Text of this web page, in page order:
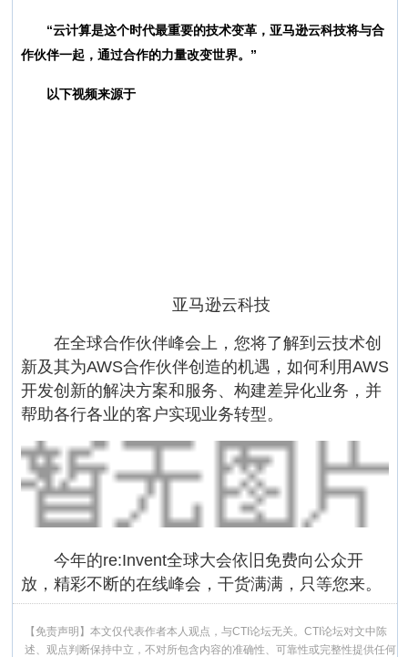
“云计算是这个时代最重要的技术变革，亚马逊云科技将与合
作伙伴一起，通过合作的力量改变世界。”
以下视频来源于
亚马逊云科技
在全球合作伙伴峰会上，您将了解到云技术创
新及其为AWS合作伙伴创造的机遇，如何利用AWS
开发创新的解决方案和服务、构建差异化业务，并
帮助各行各业的客户实现业务转型。
今年的re:Invent全球大会依旧免费向公众开
放，精彩不断的在线峰会，干货满满，只等您来。
【免责声明】本文仅代表作者本人观点，与CTI论坛无关。CTI论坛对文中陈
述、观点判断保持中立，不对所包含内容的准确性、可靠性或完整性提供任何